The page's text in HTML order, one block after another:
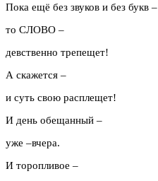
Пока ещё без звуков и без букв –
то СЛОВО –
девственно трепещет!
А скажется –
и суть свою расплещет!
И день обещанный –
уже –вчера.
И торопливое –